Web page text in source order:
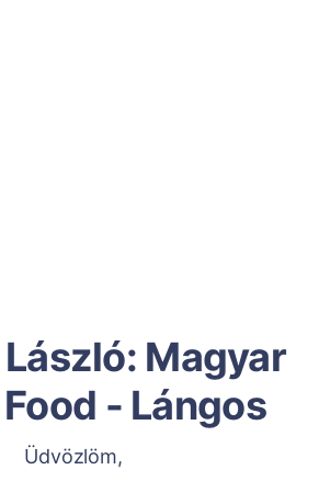
Magyar
- Lángos
Üdvözlöm,